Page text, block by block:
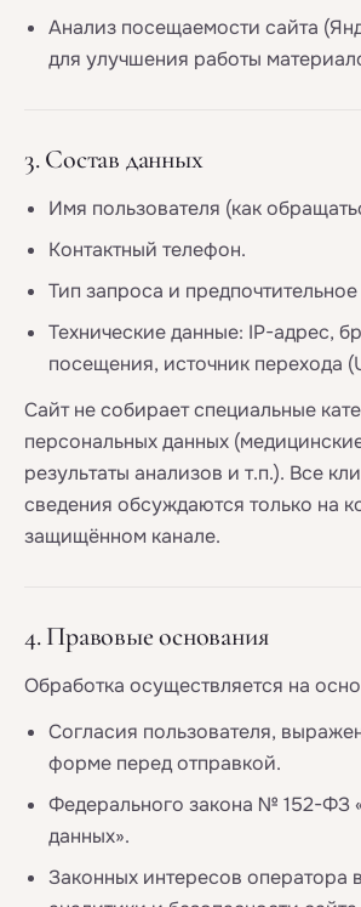
Анализ посещаемости сайта
для улучшения работы
3. Состав данных
Имя пользователя (как
Контактный телефон.
Тип запроса и
Технические данные: IP-адрес,
посещения, источник перехода
Сайт не собирает специальные
персональных данных
результаты анализов и т.п.). Все
сведения обсуждаются только на
защищённом канале.
4. Правовые основания
Обработка осуществляется на
Согласия пользователя,
форме перед отправкой.
Федерального закона № 152-ФЗ
данных».
Законных интересов оператора